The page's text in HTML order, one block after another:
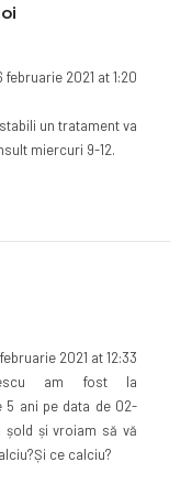
februarie 2021 at 1:20
un tratament va
miercuri 9-12.
2021 at 12:33
am fost la
5 ani pe data de 02-
șold și vroiam să vă
ce calciu?